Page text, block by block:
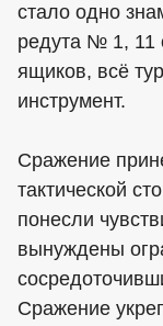
стало одно
редута № 1, 11
ящиков, всё
инструмент.
Сражение
тактической
понесли
вынуждены
Сражение